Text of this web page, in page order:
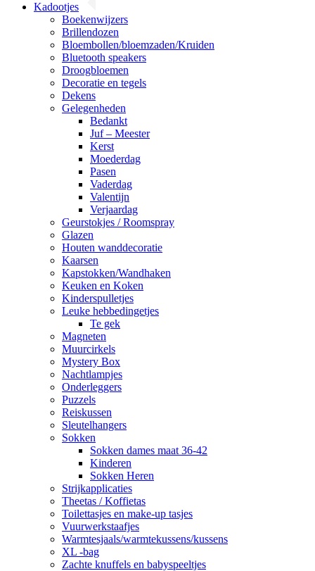
Kadootjes
Boekenwijzers
Brillendozen
Bloembollen/bloemzaden/Kruiden
Bluetooth speakers
Droogbloemen
Decoratie en tegels
Dekens
Gelegenheden
Bedankt
Juf – Meester
Kerst
Moederdag
Pasen
Vaderdag
Valentijn
Verjaardag
Geurstokjes / Roomspray
Glazen
Houten wanddecoratie
Kaarsen
Kapstokken/Wandhaken
Keuken en Koken
Kinderspulletjes
Leuke hebbedingetjes
Te gek
Magneten
Muurcirkels
Mystery Box
Nachtlampjes
Onderleggers
Puzzels
Reiskussen
Sleutelhangers
Sokken
Sokken dames maat 36-42
Kinderen
Sokken Heren
Strijkapplicaties
Theetas / Koffietas
Toilettasjes en make-up tasjes
Vuurwerkstaafjes
Warmtesjaals/warmtekussens/kussens
XL -bag
Zachte knuffels en babyspeeltjes